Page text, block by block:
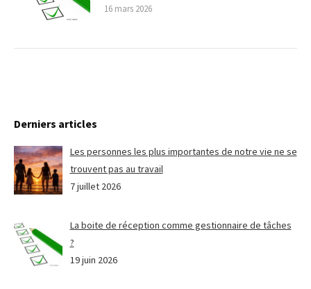
16 mars 2026
Derniers articles
Les personnes les plus importantes de notre vie ne se
trouvent pas au travail
7 juillet 2026
La boite de réception comme gestionnaire de tâches
?
19 juin 2026